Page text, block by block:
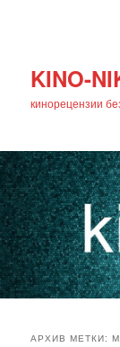
KINO-
кинорецензии
АРХИВ МЕТКИ: